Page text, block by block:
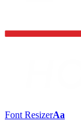
Font ResizerAa